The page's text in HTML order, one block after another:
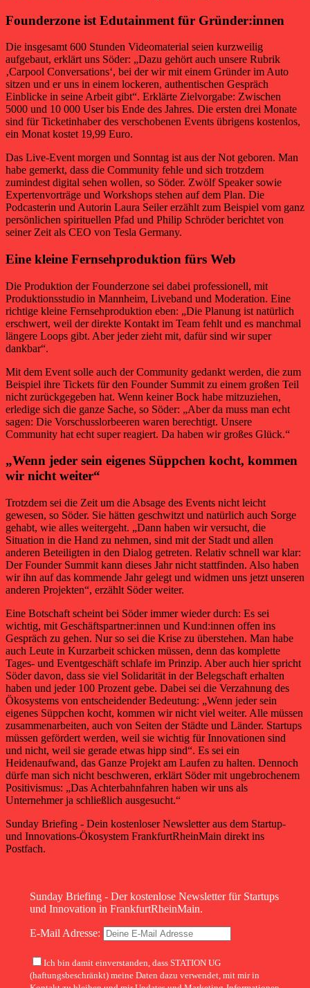
Founderzone ist Edutainment für Gründer:innen
Die insgesamt 600 Stunden Videomaterial seien kurzweilig
aufgebaut, erklärt uns Söder: „Dazu gehört auch unsere Rubrik
‚Carpool Conversations‘, bei der wir mit einem Gründer im Auto
sitzen und er uns in einem lockeren, authentischen Gespräch
Einblicke in seine Arbeit gibt“. Erklärte Zielvorgabe: Zwischen
5000 und 10 000 User bis Ende des Jahres. Die ersten drei Monate
sind für Ticketinhaber des verschobenen Events übrigens kostenlos,
ein Monat kostet 19,99 Euro.
Das Live-Event morgen und Sonntag ist aus der Not geboren. Man
habe gemerkt, dass die Community fehle und sich trotzdem
zumindest digital sehen wollen, so Söder. Zwölf Speaker sowie
Expertenvorträge und Workshops stehen auf dem Plan. Die
Podcasterin und Autorin Laura Seiler erzählt zum Beispiel vom ganz
persönlichen spirituellen Pfad und Philip Schröder berichtet von
seiner Zeit als CEO von Tesla Germany.
Eine kleine Fernsehproduktion fürs Web
Die Produktion der Founderzone sei dabei professionell, mit
Produktionsstudio in Mannheim, Liveband und Moderation. Eine
richtige kleine Fernsehproduktion eben: „Die Planung ist natürlich
erschwert, weil der direkte Kontakt im Team fehlt und es manchmal
längere Loops gibt. Aber jeder zieht mit, dafür sind wir super
dankbar“.
Mit dem Event solle auch der Community gedankt werden, die zum
Beispiel ihre Tickets für den Founder Summit zu einem großen Teil
nicht zurückgegeben hat. Wenn keiner Bock habe mitzuziehen,
erledige sich die ganze Sache, so Söder: „Aber da muss man echt
sagen: Die Vorschusslorbeeren waren berechtigt. Unsere
Community hat echt super reagiert. Da haben wir großes Glück.“
„Wenn jeder sein eigenes Süppchen kocht, kommen
wir nicht weiter“
Trotzdem sei die Zeit um die Absage des Events nicht leicht
gewesen, so Söder. Sie hätten geschwitzt und natürlich auch Sorge
gehabt, wie alles weitergeht. „Dann haben wir versucht, die
Situation in die Hand zu nehmen, sind mit der Stadt und allen
anderen Beteiligten in den Dialog getreten. Relativ schnell war klar:
Der Founder Summit kann dieses Jahr nicht stattfinden. Also haben
wir ihn auf das kommende Jahr gelegt und widmen uns jetzt unseren
anderen Projekten“, erzählt Söder weiter.
Eine Botschaft scheint bei Söder immer wieder durch: Es sei
wichtig, mit Geschäftspartner:innen und Kund:innen offen ins
Gespräch zu gehen. Nur so sei die Krise zu überstehen. Man habe
auch Leute in Kurzarbeit schicken müssen, denn das komplette
Tages- und Eventgeschäft schlafe im Prinzip. Aber auch hier spricht
Söder davon, dass sie viel Solidarität in der Belegschaft erhalten
haben und jeder 100 Prozent gebe. Dabei sei die Verzahnung des
Ökosystems von entscheidender Bedeutung: „Wenn jeder sein
eigenes Süppchen kocht, kommen wir nicht viel weiter. Alle müssen
zusammenarbeiten, auch von Seiten der Städte und Länder. Startups
müssen gefördert werden, weil sie wichtig für Innovationen sind
und nicht, weil sie gerade etwas hipp sind“. Es sei ein
Heidenaufwand, das Ganze Projekt am Laufen zu halten. Dennoch
dürfe man sich nicht beschweren, erklärt Söder mit ungebrochenem
Positivismus: „Das Achterbahnfahren haben wir uns als
Unternehmer ja schließlich ausgesucht.“
Sunday Briefing - Dein kostenloser Newsletter aus dem Startup-
und Innovations-Ökosystem FrankfurtRheinMain direkt ins
Postfach.
Sunday Briefing - Der kostenlose Newsletter für Startups
und Innovation in FrankfurtRheinMain.
E-Mail Adresse:
Ich bin damit einverstanden, dass STATION UG
(haftungsbeschränkt) meine Daten dazu verwendet, mit mir in